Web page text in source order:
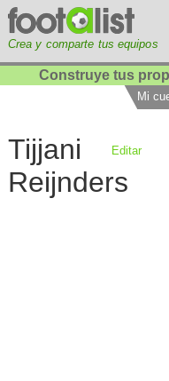
Crea y comparte tus equipos
Construye tus
Mi
Tijjani
Reijnders
Editar